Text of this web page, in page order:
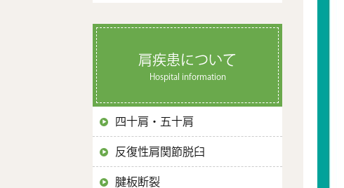
肩疾患について
Hospital information
四十肩・五十肩
反復性肩関節脱臼
腱板断裂